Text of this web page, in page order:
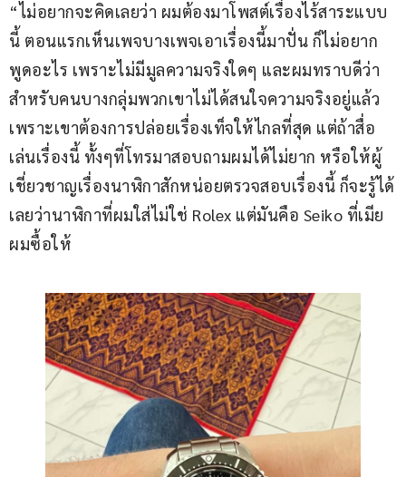
“ไม่อยากจะคิดเลยว่า ผมต้องมาโพสต์เรื่องไร้สาระแบบ
นี้ ตอนแรกเห็นเพจบางเพจเอาเรื่องนี้มาปั่น ก็ไม่อยาก
พูดอะไร เพราะไม่มีมูลความจริงใดๆ และผมทราบดีว่า
สำหรับคนบางกลุ่มพวกเขาไม่ได้สนใจความจริงอยู่แล้ว
เพราะเขาต้องการปล่อยเรื่องเท็จให้ไกลที่สุด แต่ถ้าสื่อ
เล่นเรื่องนี้ ทั้งๆที่โทรมาสอบถามผมได้ไม่ยาก หรือให้ผู้
เชี่ยวชาญเรื่องนาฬิกาสักหน่อยตรวจสอบเรื่องนี้ ก็จะรู้ได้
เลยว่านาฬิกาที่ผมใส่ไม่ใช่ Rolex แต่มันคือ Seiko ที่เมีย
ผมซื้อให้